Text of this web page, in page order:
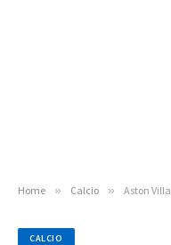
Home » Calcio » Aston Villa
CALCIO